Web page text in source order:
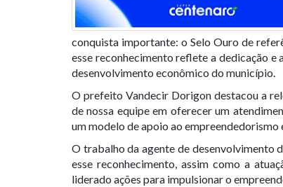
conquista importante: o Selo Ouro de
esse reconhecimento reflete a dedicação
desenvolvimento econômico do município.
O prefeito Vandecir Dorigon destacou a
de nossa equipe em oferecer um
um modelo de apoio ao empreendedorismo
O trabalho da agente de desenvolvimento
esse reconhecimento, assim como a
liderado ações para impulsionar o